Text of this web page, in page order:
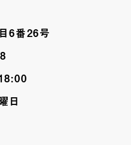
6番26号
18:00
日